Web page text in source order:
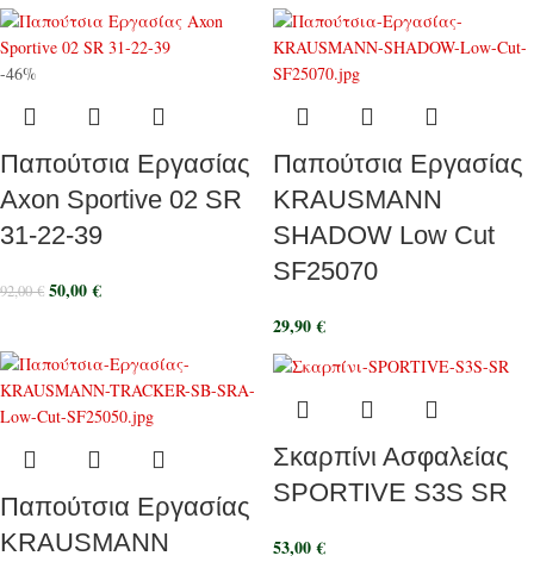
-46%
Παπούτσια Εργασίας
Axon Sportive 02 SR
31-22-39
92,00€ 50,00€
Παπούτσια Εργασίας
KRAUSMANN
SHADOW Low Cut
SF25070
29,90€
Παπούτσια Εργασίας
KRAUSMANN
Σκαρπίνι Ασφαλείας
SPORTIVE S3S SR
53,00€